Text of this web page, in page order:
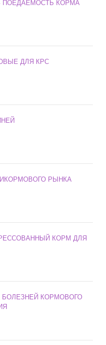
ПОЕДАЕМОСТЬ КОРМА
ДЛЯ КРС
РЫНКА
КОРМ ДЛЯ
БОЛЕЗНЕЙ КОРМОВОГО